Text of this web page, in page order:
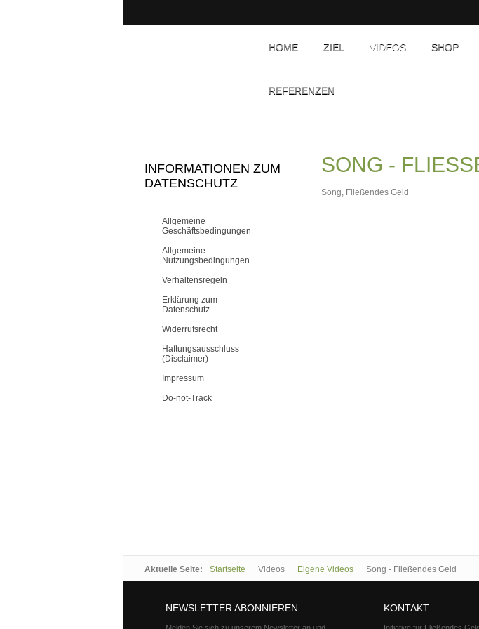
HOME ZIEL VIDEOS SHOP
REFERENZEN
SONG -
Song, Fließendes Geld
INFORMATIONEN ZUM
DATENSCHUTZ
Allgemeine
Geschäftsbedingungen
Allgemeine
Nutzungsbedingungen
Verhaltensregeln
Erklärung zum
Datenschutz
Widerrufsrecht
Haftungsausschluss
(Disclaimer)
Impressum
Do-not-Track
Aktuelle Seite: Startseite Videos Eigene Videos Song - Fließendes Geld
NEWSLETTER ABONNIEREN KONTAKT